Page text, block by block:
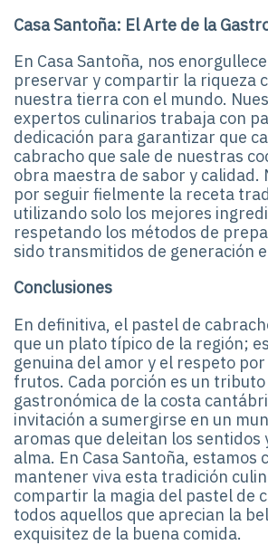
Casa Santoña: El Arte de la
En Casa Santoña, nos
preservar y compartir la riqueza
nuestra tierra con el mundo.
expertos culinarios trabaja con
dedicación para garantizar que
cabracho que sale de nuestras
obra maestra de sabor y calidad.
por seguir fielmente la receta
utilizando solo los mejores
respetando los métodos de
sido transmitidos de generación
Conclusiones
En definitiva, el pastel de
que un plato típico de la región;
genuina del amor y el respeto
frutos. Cada porción es un
gastronómica de la costa
invitación a sumergirse en un
aromas que deleitan los sentidos
alma. En Casa Santoña, estamos
mantener viva esta tradición
compartir la magia del pastel de
todos aquellos que aprecian la
exquisitez de la buena comida.